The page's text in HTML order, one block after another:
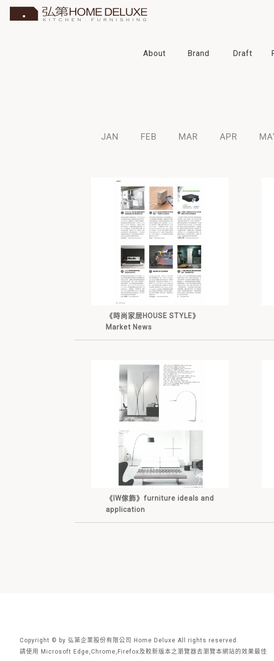
About Brand Draft
JAN FEB MAR APR
《時尚家居HOUSE STYLE》
Market News
《IW傢飾》furniture ideals and
application
Copyright © by 弘第企業股份有限公司 Home Deluxe All rights reserved.
請使用 Microsoft Edge,Chrome,Firefox及較新版本之瀏覽器去瀏覽本網站的效果最佳